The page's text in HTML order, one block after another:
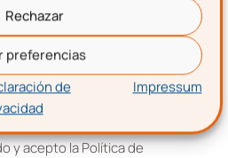
Rechazar
preferencias
de
Impressum
gratisla
hacer una
y condiciones
y acepto la Política de